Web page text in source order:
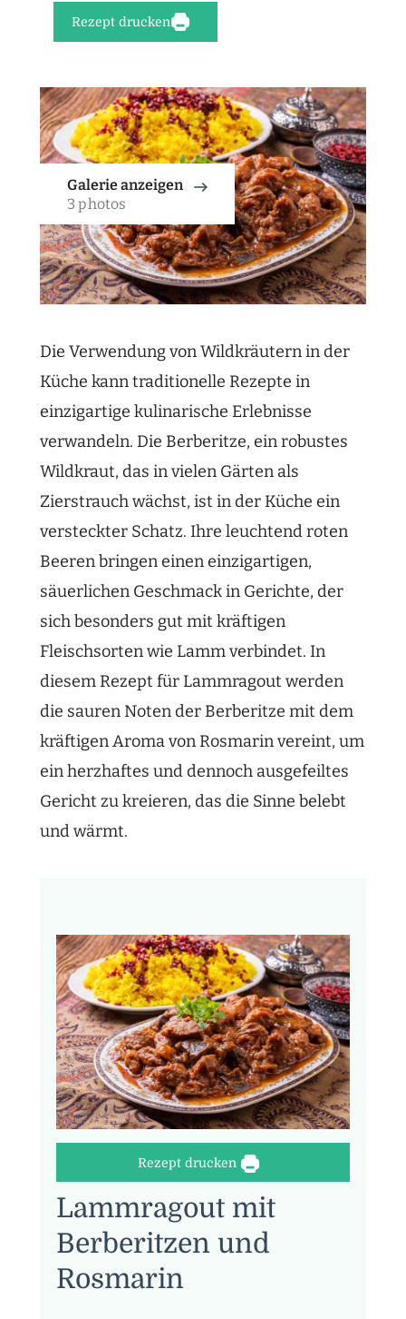
Rezept drucken
Galerie anzeigen
3 photos
Die Verwendung von Wildkräutern in der
Küche kann traditionelle Rezepte in
einzigartige kulinarische Erlebnisse
verwandeln. Die Berberitze, ein robustes
Wildkraut, das in vielen Gärten als
Zierstrauch wächst, ist in der Küche ein
versteckter Schatz. Ihre leuchtend roten
Beeren bringen einen einzigartigen,
säuerlichen Geschmack in Gerichte, der
sich besonders gut mit kräftigen
Fleischsorten wie Lamm verbindet. In
diesem Rezept für Lammragout werden
die sauren Noten der Berberitze mit dem
kräftigen Aroma von Rosmarin vereint, um
ein herzhaftes und dennoch ausgefeiltes
Gericht zu kreieren, das die Sinne belebt
und wärmt.
Rezept drucken
Lammragout mit
Berberitzen und
Rosmarin